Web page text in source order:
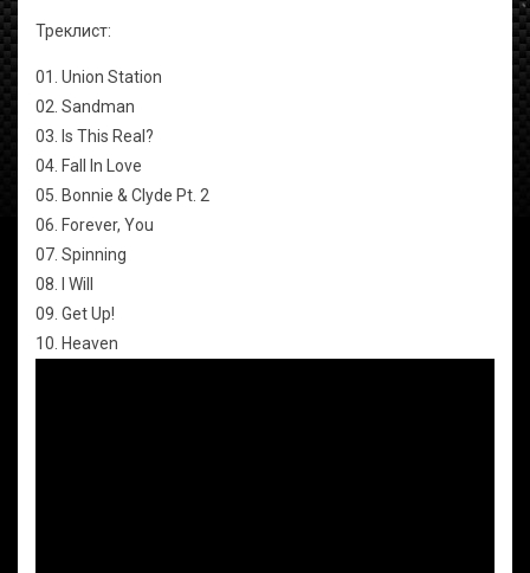
Треклист:
01. Union Station
02. Sandman
03. Is This Real?
04. Fall In Love
05. Bonnie & Clyde Pt. 2
06. Forever, You
07. Spinning
08. I Will
09. Get Up!
10. Heaven